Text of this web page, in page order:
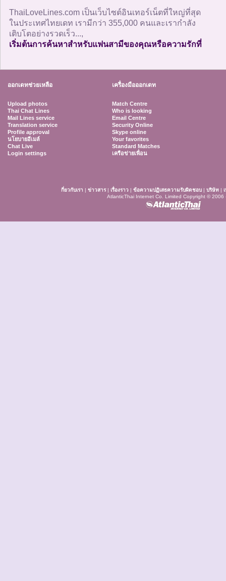
ThaiLoveLines.com เป็นเว็บไซต์อินเทอร์เน็ตที่ใหญ่ที่สุด
ในประเทศไทยเดท เรามีกว่า 355,000 คนและเรากำลัง
เติบโตอย่างรวดเร็ว...,
เริ่มต้นการค้นหาสำหรับแฟนสามีของคุณหรือความรักที่
ออกเดทช่วยเหลือ เครื่องมือออกเดท
Upload photos
Thai Chat Lines
Mail Lines service
Translation service
Profile approval
นโยบายอีเมล์
Chat Live
Login settings
Match Centre
Who is looking
Email Centre
Security Online
Skype online
Your favorites
Standard Matches
เครือข่ายเพื่อน
กี่ยวกับเรา | ข่าวสาร| เรื่องราว| ข้อความปฏิเสธความรับผิดชอบ| บริษัท|
AtlanticThai Internet Co. Limited Copyright © 2006